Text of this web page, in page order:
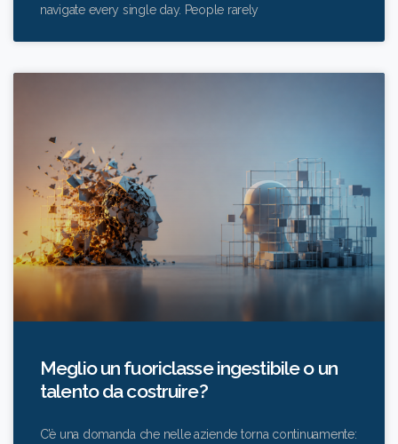
navigate every single day. People rarely
Meglio un fuoriclasse ingestibile o un
talento da costruire?
C’è una domanda che nelle aziende torna continuamente: